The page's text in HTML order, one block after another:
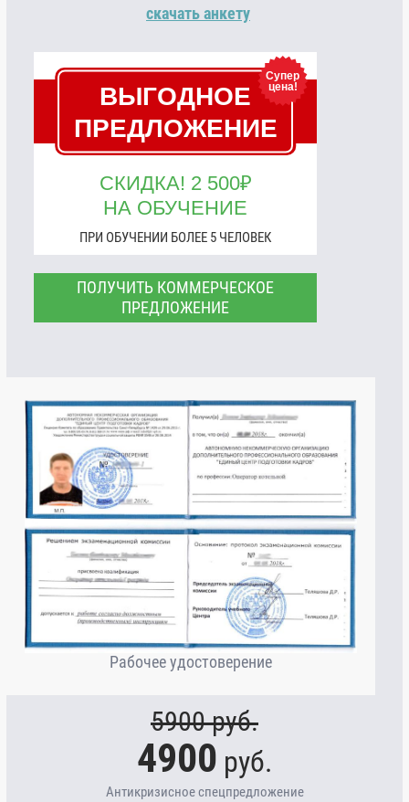
скачать анкету
Супер
цена!
ВЫГОДНОЕ
ПРЕДЛОЖЕНИЕ
СКИДКА! 2 500₽
НА ОБУЧЕНИЕ
ПРИ ОБУЧЕНИИ БОЛЕЕ 5 ЧЕЛОВЕК
ПОЛУЧИТЬ КОММЕРЧЕСКОЕ
ПРЕДЛОЖЕНИЕ
Рабочее удостоверение
5900руб.
4900 руб.
Антикризисное спецпредложение